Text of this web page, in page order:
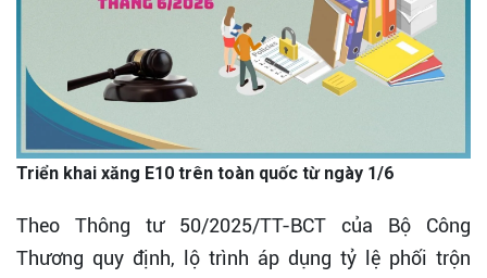
Triển khai xăng E10 trên toàn quốc từ ngày 1/6
Theo Thông tư 50/2025/TT-BCT của Bộ Công
Thương quy định, lộ trình áp dụng tỷ lệ phối trộn